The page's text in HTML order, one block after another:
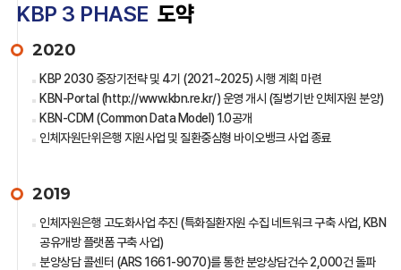
KBP 3 PHASE 도약
2020
KBP 2030 중장기전략 및 4기 (2021~2025) 시행 계획 마련
KBN-Portal (http://www.kbn.re.kr/) 운영 개시 (질병기반 인체자원 분양)
KBN-CDM (Common Data Model) 1.0공개
인체자원단위은행 지원사업 및 질환중심형 바이오뱅크 사업 종료
2019
인체자원은행 고도화사업 추진 (특화질환자원 수집 네트워크 구축 사업, KBN
공유개방 플랫폼 구축 사업)
분양상담 콜센터 (ARS 1661-9070)를 통한 분양상담건수 2,000건 돌파